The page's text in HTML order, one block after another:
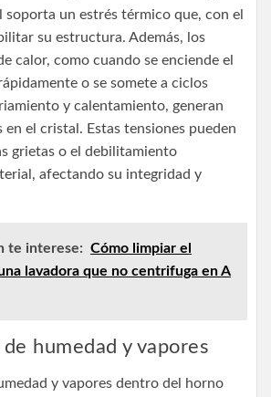
soporta un estrés térmico que, con el
su estructura. Además, los
calor, como cuando se enciende el
o se somete a ciclos
y calentamiento, generan
el cristal. Estas tensiones pueden
grietas o el debilitamiento
afectando su integridad y
te interese: Cómo limpiar el
lavadora que no centrifuga en A
humedad y vapores
y vapores dentro del horno